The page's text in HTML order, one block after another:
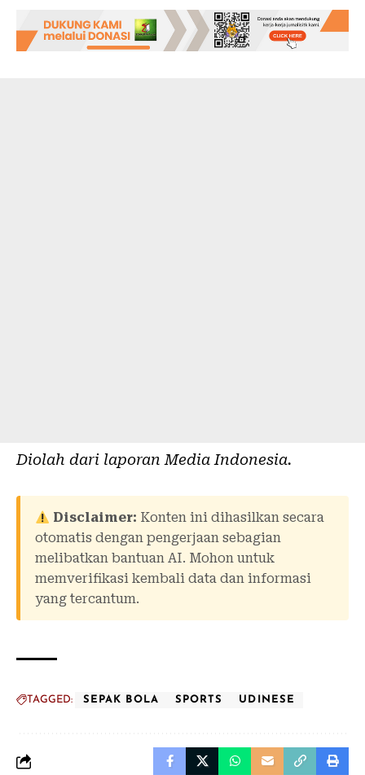
Diolah dari laporan Media Indonesia.
Disclaimer: Konten ini dihasilkan secara
otomatis dengan pengerjaan sebagian
melibatkan bantuan AI. Mohon untuk
memverifikasi kembali data dan informasi
yang tercantum.
TAGGED: SEPAK BOLA SPORTS UDINESE